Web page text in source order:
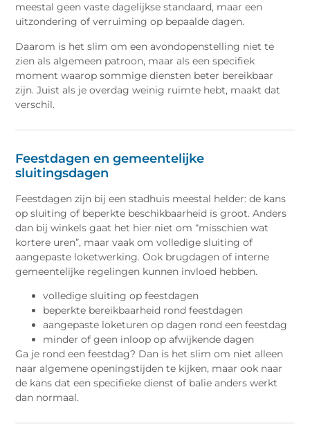
meestal geen vaste dagelijkse standaard, maar een
uitzondering of verruiming op bepaalde dagen.
Daarom is het slim om een avondopenstelling niet te
zien als algemeen patroon, maar als een specifiek
moment waarop sommige diensten beter bereikbaar
zijn. Juist als je overdag weinig ruimte hebt, maakt dat
verschil.
Feestdagen en gemeentelijke
sluitingsdagen
Feestdagen zijn bij een stadhuis meestal helder: de kans
op sluiting of beperkte beschikbaarheid is groot. Anders
dan bij winkels gaat het hier niet om “misschien wat
kortere uren”, maar vaak om volledige sluiting of
aangepaste loketwerking. Ook brugdagen of interne
gemeentelijke regelingen kunnen invloed hebben.
volledige sluiting op feestdagen
beperkte bereikbaarheid rond feestdagen
aangepaste loketuren op dagen rond een feestdag
minder of geen inloop op afwijkende dagen
Ga je rond een feestdag? Dan is het slim om niet alleen
naar algemene openingstijden te kijken, maar ook naar
de kans dat een specifieke dienst of balie anders werkt
dan normaal.